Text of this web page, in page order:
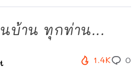
นบ้าน ทุกท่าน...
1.4K 0